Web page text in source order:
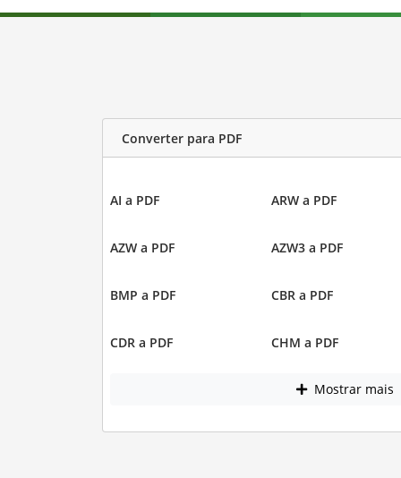
Converter para PDF
AI a PDF ARW a PDF
AZW a PDF AZW3 a PDF
BMP a PDF CBR a PDF
CDR a PDF CHM a PDF
Mostrar mais